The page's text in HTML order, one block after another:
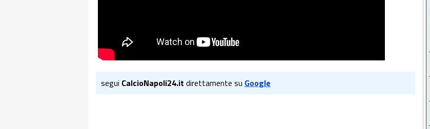
segui CalcioNapoli24.it direttamente su Google